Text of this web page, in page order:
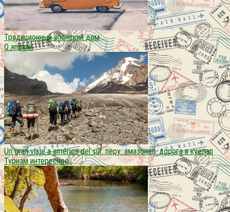
Традиционный японский дом
О японии
Un gran viaje a américa del sur. перу. амазонас. дорога в куелап
Туризм интересное